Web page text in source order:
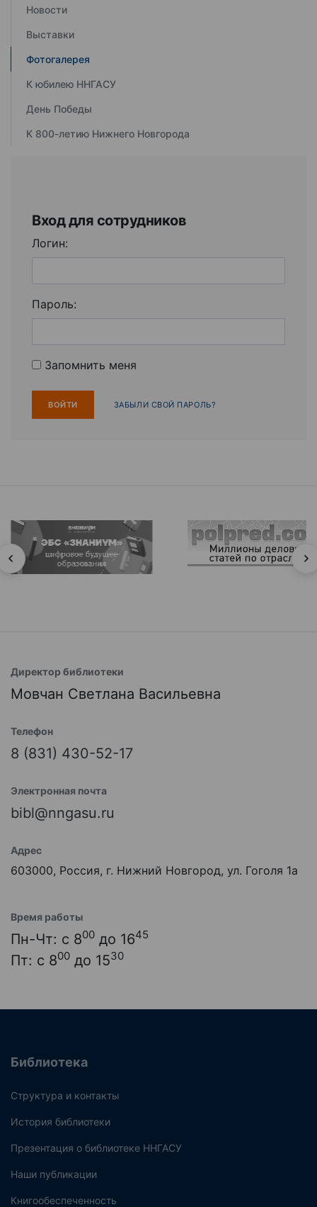
Новости
Выставки
Фотогалерея
К юбилею ННГАСУ
День Победы
К 800-летию Нижнего Новгорода
Вход для сотрудников
Логин:
Пароль:
Запомнить меня
ЗАБЫЛИ СВОЙ ПАРОЛЬ?
Директор библиотеки
Мовчан Светлана Васильевна
Телефон
8 (831) 430-52-17
Электронная почта
bibl@nngasu.ru
Адрес
603000, Россия, г. Нижний Новгород, ул. Гоголя 1а
Время работы
Пн-Чт: с 800 до 1645
Пт: с 800 до 1530
Библиотека
Структура и контакты
История библиотеки
Презентация о библиотеке ННГАСУ
Наши публикации
Книгообеспеченность